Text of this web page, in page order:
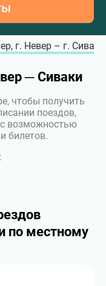
г. Невер – г. Сиваки
─ Сиваки
чтобы получить
поездов,
с возможностью
билетов.
по местному